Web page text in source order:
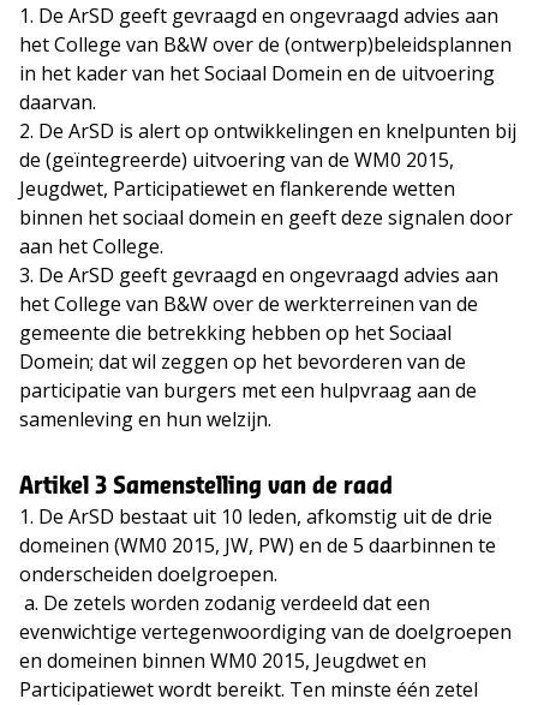
1. De ArSD geeft gevraagd en ongevraagd advies aan
het College van B&W over de (ontwerp)beleidsplannen
in het kader van het Sociaal Domein en de uitvoering
daarvan.
2. De ArSD is alert op ontwikkelingen en knelpunten bij
de (geïntegreerde) uitvoering van de WM0 2015,
Jeugdwet, Participatiewet en flankerende wetten
binnen het sociaal domein en geeft deze signalen door
aan het College.
3. De ArSD geeft gevraagd en ongevraagd advies aan
het College van B&W over de werkterreinen van de
gemeente die betrekking hebben op het Sociaal
Domein; dat wil zeggen op het bevorderen van de
participatie van burgers met een hulpvraag aan de
samenleving en hun welzijn.
Artikel 3 Samenstelling van de raad
1. De ArSD bestaat uit 10 leden, afkomstig uit de drie
domeinen (WM0 2015, JW, PW) en de 5 daarbinnen te
onderscheiden doelgroepen.
a. De zetels worden zodanig verdeeld dat een
evenwichtige vertegenwoordiging van de doelgroepen
en domeinen binnen WM0 2015, Jeugdwet en
Participatiewet wordt bereikt. Ten minste één zetel